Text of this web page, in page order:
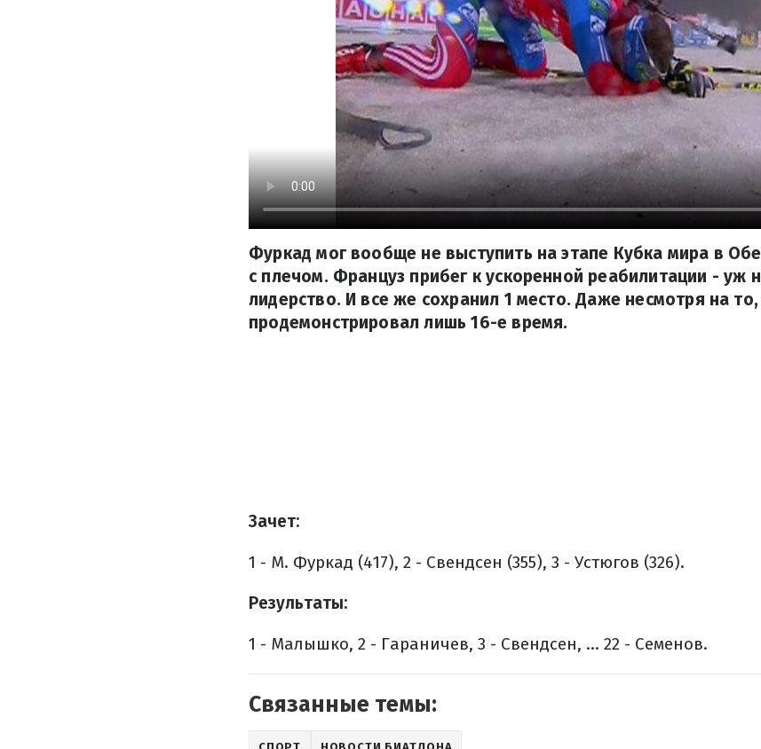
Фуркад мог вообще не выступить на этапе Кубка мира в
с плечом. Француз прибег к ускоренной реабилитации - уж
лидерство. И все же сохранил 1 место. Даже несмотря на то,
продемонстрировал лишь 16-е время.
Зачет:
1 - М. Фуркад (417), 2 - Свендсен (355), 3 - Устюгов (326).
Результаты:
1 - Малышко, 2 - Гараничев, 3 - Свендсен, ... 22 - Семенов.
Связанные темы: